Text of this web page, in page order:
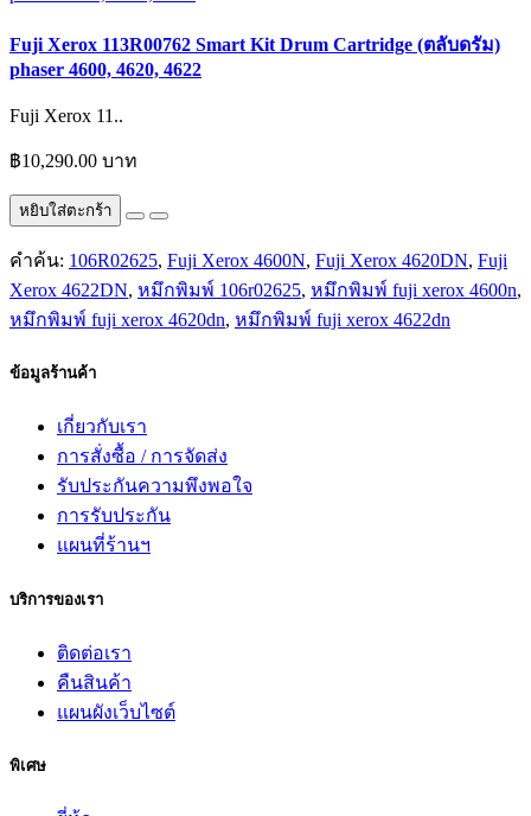
Fuji Xerox 113R00762 Smart Kit Drum Cartridge (ตลับดรัม)
phaser 4600, 4620, 4622
Fuji Xerox 11..
฿10,290.00 บาท
หยิบใส่ตะกร้า
คำค้น: 106R02625, Fuji Xerox 4600N, Fuji Xerox 4620DN, Fuji
Xerox 4622DN, หมึกพิมพ์ 106r02625, หมึกพิมพ์ fuji xerox 4600n,
หมึกพิมพ์ fuji xerox 4620dn, หมึกพิมพ์ fuji xerox 4622dn
ข้อมูลร้านค้า
เกี่ยวกับเรา
การสั่งซื้อ / การจัดส่ง
รับประกันความพึงพอใจ
การรับประกัน
แผนที่ร้านฯ
บริการของเรา
ติดต่อเรา
คืนสินค้า
แผนผังเว็บไซต์
พิเศษ